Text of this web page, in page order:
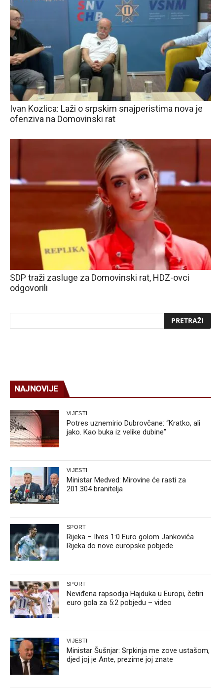
Ivan Kozlica: Laži o srpskim snajperistima nova je
ofenziva na Domovinski rat
SDP traži zasluge za Domovinski rat, HDZ-ovci
odgovorili
NAJNOVIJE
VIJESTI
Potres uznemirio Dubrovčane: “Kratko, ali
jako. Kao buka iz velike dubine”
VIJESTI
Ministar Medved: Mirovine će rasti za
201.304 branitelja
SPORT
Rijeka – Ilves 1:0 Euro golom Jankovića
Rijeka do nove europske pobjede
SPORT
Neviđena rapsodija Hajduka u Europi, četiri
euro gola za 5:2 pobjedu – video
VIJESTI
Ministar Šušnjar: Srpkinja me zove ustašom,
djed joj je Ante, prezime joj znate